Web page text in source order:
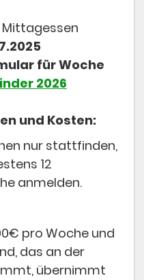
Mittagessen
für Woche
2026
und Kosten:
nur stattfinden,
12
anmelden.
pro Woche und
das an der
übernimmt